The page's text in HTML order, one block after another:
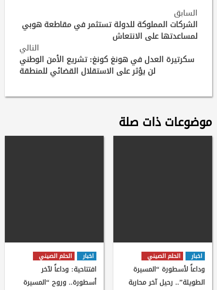
Continue
Reading
السابق
الشركات المملوكة للدولة تستثمر في مقاطعة هوبي
لمساعدتها على الانتعاش
التالي
سكرتيرة العدل في هونغ كونغ: تشريع الأمن الوطني
لن يؤثر على الاستقلال القضائي للمنطقة
موضوعات ذات صلة
اخبار الحلم الصيني
وداعاً لأسطورة “المسيرة
الطويلة”.. رحيل آخر محاربة
اخبار الحلم الصيني
افتتاحية: وداعاً لآخر
أسطورة.. وروح “المسيرة